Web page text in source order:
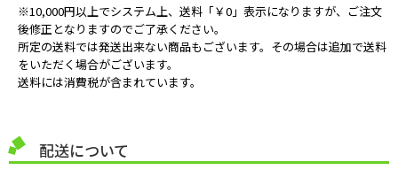
※10,000円以上でシステム上、送料「￥0」表示になりますが、ご注文
後修正となりますのでご了承ください。
所定の送料では発送出来ない商品もございます。その場合は追加で送料
をいただく場合がございます。
送料には消費税が含まれています。
配送について